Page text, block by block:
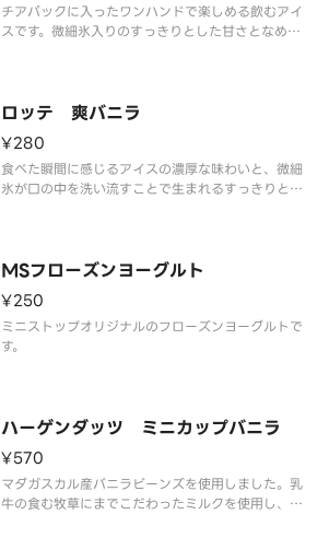
チアパックに入ったワンハンドで楽しめる飲むアイ
スです。微細氷入りのすっきりとした甘さとなめら
ロッテ 爽バニラ
¥280
食べた瞬間に感じるアイスの濃厚な味わいと、微細
氷が口の中を洗い流すことで生まれるすっきりとし
※品質に配慮して配送いたしますが、商品性質上溶
MSフローズンヨーグルト
¥250
ミニストップオリジナルのフローズンヨーグルトで
す。
ハーゲンダッツ ミニカップバニラ
¥570
マダガスカル産バニラビーンズを使用しました。乳
牛の食む牧草にまでこだわったミルクを使用し、ハ